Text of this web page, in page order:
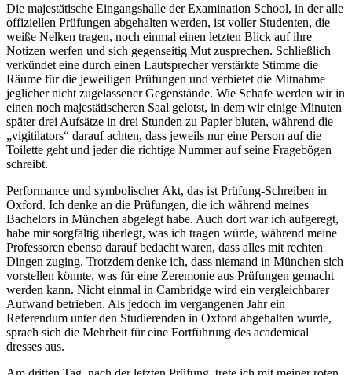
Die majestätische Eingangshalle der Examination School, in der alle
offiziellen Prüfungen abgehalten werden, ist voller Studenten, die
weiße Nelken tragen, noch einmal einen letzten Blick auf ihre
Notizen werfen und sich gegenseitig Mut zusprechen. Schließlich
verkündet eine durch einen Lautsprecher verstärkte Stimme die
Räume für die jeweiligen Prüfungen und verbietet die Mitnahme
jeglicher nicht zugelassener Gegenstände. Wie Schafe werden wir in
einen noch majestätischeren Saal gelotst, in dem wir einige Minuten
später drei Aufsätze in drei Stunden zu Papier bluten, während die
„vigitilators“ darauf achten, dass jeweils nur eine Person auf die
Toilette geht und jeder die richtige Nummer auf seine Fragebögen
schreibt.
Performance und symbolischer Akt, das ist Prüfung-Schreiben in
Oxford. Ich denke an die Prüfungen, die ich während meines
Bachelors in München abgelegt habe. Auch dort war ich aufgeregt,
habe mir sorgfältig überlegt, was ich tragen würde, während meine
Professoren ebenso darauf bedacht waren, dass alles mit rechten
Dingen zuging. Trotzdem denke ich, dass niemand in München sich
vorstellen könnte, was für eine Zeremonie aus Prüfungen gemacht
werden kann. Nicht einmal in Cambridge wird ein vergleichbarer
Aufwand betrieben. Als jedoch im vergangenen Jahr ein
Referendum unter den Studierenden in Oxford abgehalten wurde,
sprach sich die Mehrheit für eine Fortführung des academical
dresses aus.